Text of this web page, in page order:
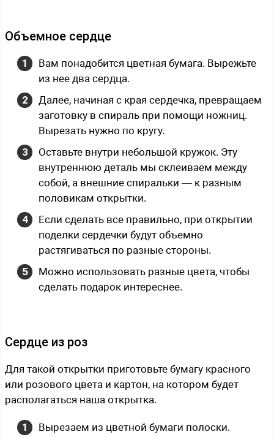
Объемное сердце
Вам понадобится цветная бумага. Вырежьте
из нее два сердца.
Далее, начиная с края сердечка, превращаем
заготовку в спираль при помощи ножниц.
Вырезать нужно по кругу.
Оставьте внутри небольшой кружок. Эту
внутреннюю деталь мы склеиваем между
собой, а внешние спиральки — к разным
половикам открытки.
Если сделать все правильно, при открытии
поделки сердечки будут объемно
растягиваться по разные стороны.
Можно использовать разные цвета, чтобы
сделать подарок интереснее.
Сердце из роз
Для такой открытки приготовьте бумагу красного
или розового цвета и картон, на котором будет
располагаться наша открытка.
Вырезаем из цветной бумаги полоски.